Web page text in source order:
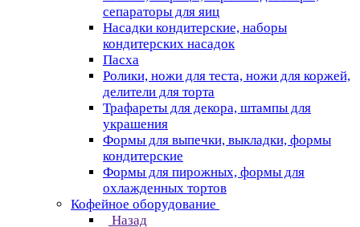
сепараторы для яиц
Насадки кондитерские, наборы
кондитерских насадок
Пасха
Ролики, ножи для теста, ножи для коржей,
делители для торта
Трафареты для декора, штампы для
украшения
Формы для выпечки, выкладки, формы
кондитерские
Формы для пирожных, формы для
охлажденных тортов
Кофейное оборудование
Назад